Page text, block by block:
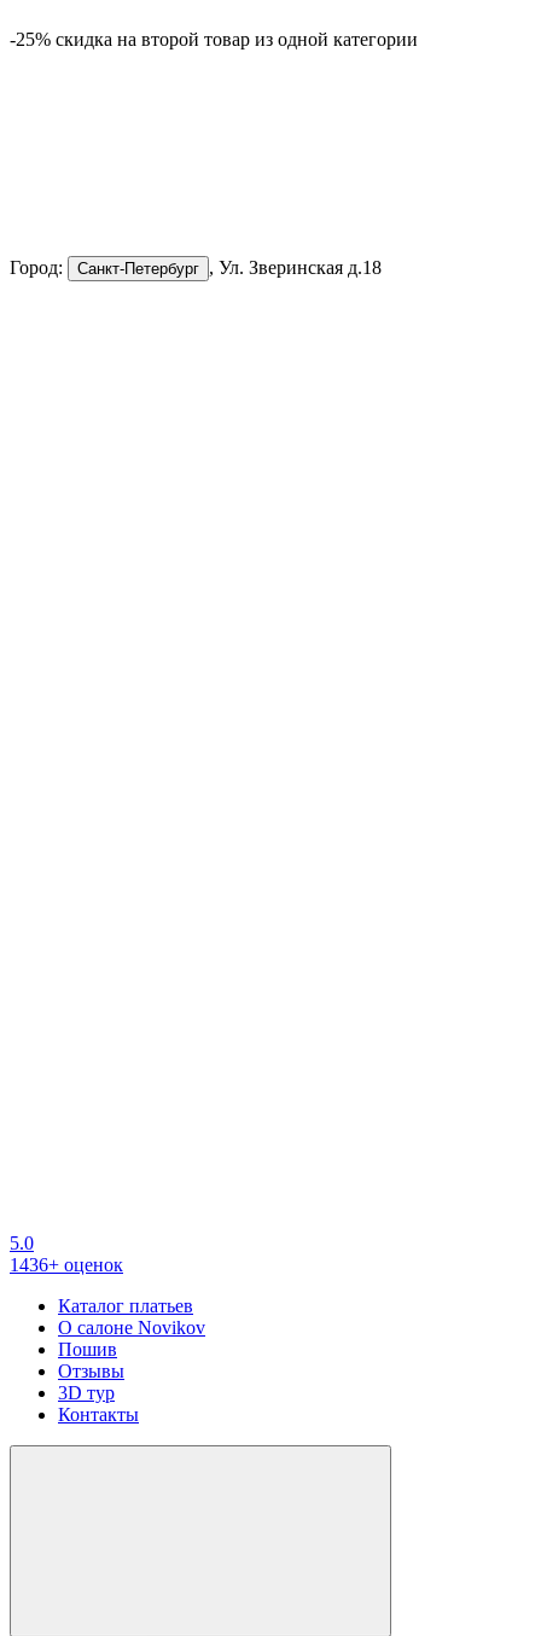
-25% скидка на второй товар из одной категории
Город: Санкт-Петербург , Ул. Зверинская д.18
5.0
1436+ оценок
Каталог платьев
О салоне Novikov
Пошив
Отзывы
3D тур
Контакты